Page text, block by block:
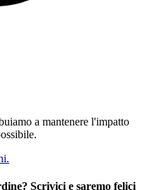
a mantenere l'impatto
Scrivici e saremo felici